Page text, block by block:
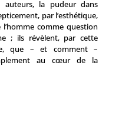
auteurs, la pudeur dans
par l’esthétique,
comme question
; ils révèlent, par cette
que – et comment –
au cœur de la